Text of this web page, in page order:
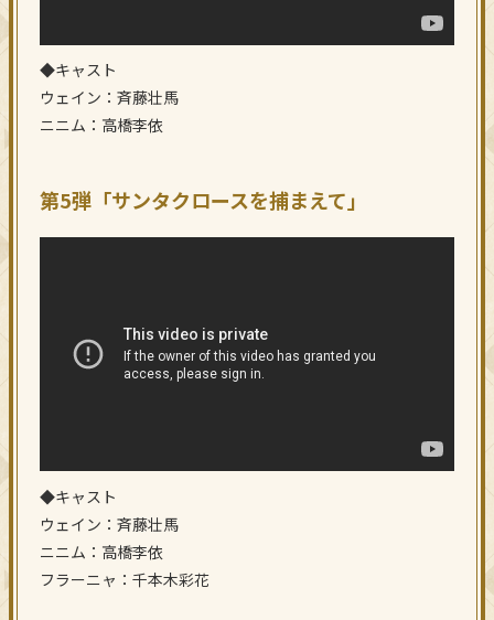
◆キャスト
ウェイン：斉藤壮馬
ニニム：高橋李依
第5弾「サンタクロースを捕まえて」
◆キャスト
ウェイン：斉藤壮馬
ニニム：高橋李依
フラーニャ：千本木彩花